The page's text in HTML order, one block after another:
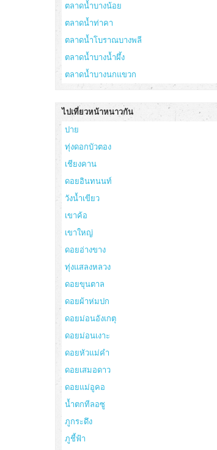
ตลาดน้ำบางน้อย
ตลาดน้ำท่าคา
ตลาดน้ำโบราณบางพลี
ตลาดน้ำบางน้ำผึ้ง
ตลาดน้ำบางนกแขวก
ไปเที่ยวหน้าหนาวกัน
ปาย
ทุ่งดอกบัวตอง
เชียงคาน
ดอยอินทนนท์
วังน้ำเขียว
เขาค้อ
เขาใหญ่
ดอยอ่างขาง
ทุ่งแสลงหลวง
ดอยขุนตาล
ดอยผ้าห่มปก
ดอยม่อนอังเกตุ
ดอยม่อนเงาะ
ดอยหัวแม่คำ
ดอยเสมอดาว
ดอยแม่อูคอ
น้ำตกทีลอซู
ภูกระดึง
ภูชี้ฟ้า